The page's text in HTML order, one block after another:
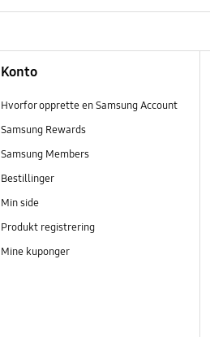
Konto
Hvorfor opprette en Samsung Account
Samsung Rewards
Samsung Members
Bestillinger
Min side
Produkt registrering
Mine kuponger